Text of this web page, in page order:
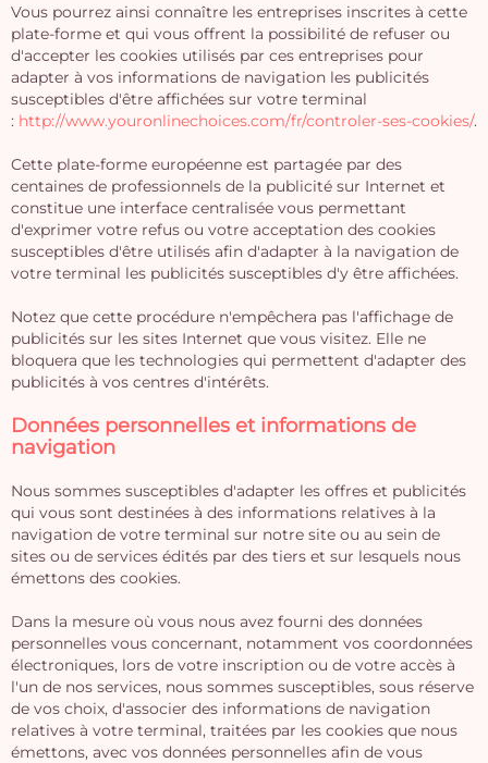
Vous pourrez ainsi connaître les entreprises inscrites à cette
plate-forme et qui vous offrent la possibilité de refuser ou
d'accepter les cookies utilisés par ces entreprises pour
adapter à vos informations de navigation les publicités
susceptibles d'être affichées sur votre terminal
: http://www.youronlinechoices.com/fr/controler-ses-cookies/.
Cette plate-forme européenne est partagée par des
centaines de professionnels de la publicité sur Internet et
constitue une interface centralisée vous permettant
d'exprimer votre refus ou votre acceptation des cookies
susceptibles d'être utilisés afin d'adapter à la navigation de
votre terminal les publicités susceptibles d'y être affichées.
Notez que cette procédure n'empêchera pas l'affichage de
publicités sur les sites Internet que vous visitez. Elle ne
bloquera que les technologies qui permettent d'adapter des
publicités à vos centres d'intérêts.
Données personnelles et informations de
navigation
Nous sommes susceptibles d'adapter les offres et publicités
qui vous sont destinées à des informations relatives à la
navigation de votre terminal sur notre site ou au sein de
sites ou de services édités par des tiers et sur lesquels nous
émettons des cookies.
Dans la mesure où vous nous avez fourni des données
personnelles vous concernant, notamment vos coordonnées
électroniques, lors de votre inscription ou de votre accès à
l'un de nos services, nous sommes susceptibles, sous réserve
de vos choix, d'associer des informations de navigation
relatives à votre terminal, traitées par les cookies que nous
émettons, avec vos données personnelles afin de vous